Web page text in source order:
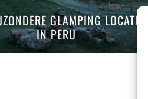
GLAMPING LOCATIES
IN PERU